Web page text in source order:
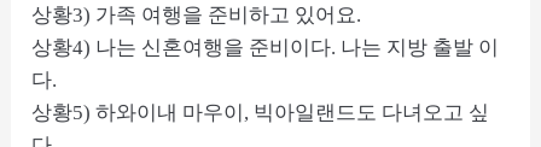
상황3) 가족 여행을 준비하고 있어요.
상황4) 나는 신혼여행을 준비이다. 나는 지방 출발 이
다.
상황5) 하와이내 마우이, 빅아일랜드도 다녀오고 싶